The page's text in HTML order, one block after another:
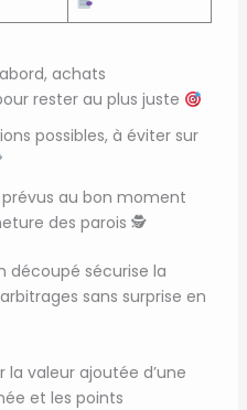
achats
rester au plus juste
possibles, à éviter sur
prévus au bon moment
des parois 🕵️
découpé sécurise la
sans surprise en
valeur ajoutée d’une
et les points